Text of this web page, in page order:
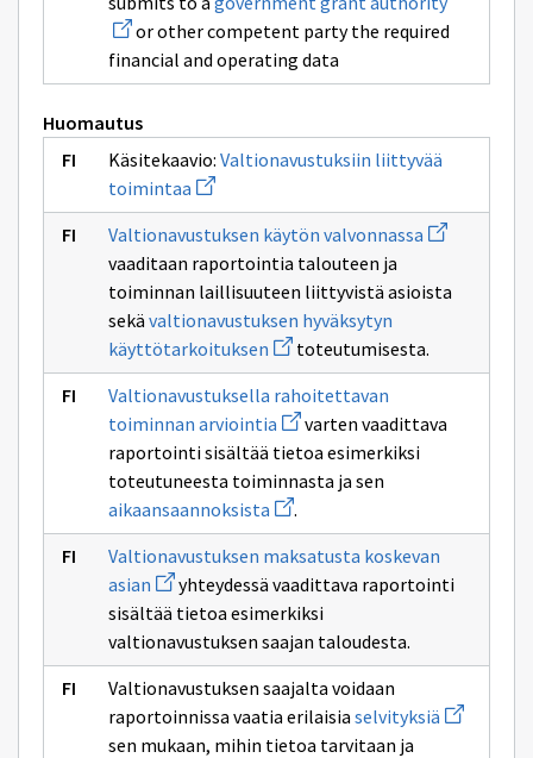
government
grant
ikkunan
sivulle
government
recipient
ikkunan
grant
or other competent party the required
financial and operating data
Huomautus
Käsitekaavio: Valtionavustuksiin liittyvää
toimintaa Avaa
uuden
ikkunan
sivulle
Valtionavustuksiin
liittyvää
toimintaa
Valtionavustuksen käytön valvonnassa Avaa
uuden
sivulle
valvonnassa
vaaditaan raportointia talouteen ja
toiminnan laillisuuteen liittyvistä asioista
sekä valtionavustuksen hyväksytyn
käyttötarkoituksen Avaa
uuden
ikkunan
sivulle
valtionavustuksen
hyväksytyn
käyttötarkoituksen
toteutumisesta.
Valtionavustuksella rahoitettavan
toiminnan arviointia Avaa
uuden
ikkunan
sivulle
Valtionavustuksella
rahoitettavan
toiminnan
arviointia
varten vaadittava
raportointi sisältää tietoa esimerkiksi
toteutuneesta toiminnasta ja sen
aikaansaannoksista Avaa
uuden
ikkunan
sivulle
aikaansaannoksista
.
Valtionavustuksen maksatusta koskevan
asian Avaa
uuden
ikkunan
sivulle
Valtionavustuksen
maksatusta
koskevan
asian
yhteydessä vaadittava raportointi
sisältää tietoa esimerkiksi
valtionavustuksen saajan taloudesta.
Valtionavustuksen saajalta voidaan
raportoinnissa vaatia erilaisia selvityksiä Avaa
uuden
sen mukaan, mihin tietoa tarvitaan ja